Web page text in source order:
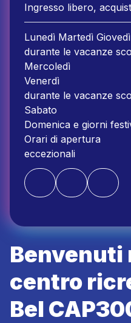
Ingresso libero,
Lunedì Martedì Giovedì
durante le vacanze
Mercoledì
Venerdì
durante le vacanze
Sabato
Domenica e giorni
Orari di apertura
eccezionali
Benvenuti
centro
Bel